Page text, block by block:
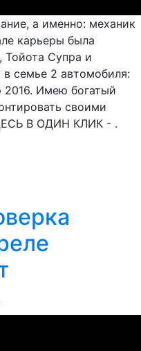
а именно: механик
карьеры была
Супра и
семье 2 автомобиля:
Имею богатый
своими
В ОДИН КЛИК - .